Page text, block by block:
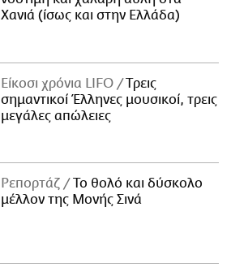
Χανιά (ίσως και στην Ελλάδα)
Είκοσι χρόνια LIFO
Tρεις
σημαντικοί Έλληνες μουσικοί, τρεις
μεγάλες απώλειες
Ρεπορτάζ
Το θολό και δύσκολο
μέλλον της Μονής Σινά